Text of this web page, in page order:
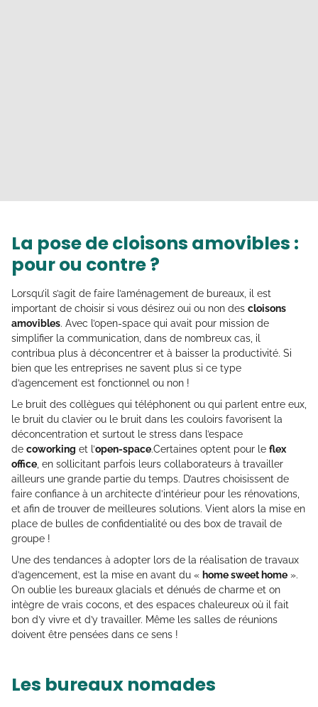
La pose de cloisons amovibles :
pour ou contre ?
Lorsqu’il s’agit de faire l’aménagement de bureaux, il est
important de choisir si vous désirez oui ou non des cloisons
amovibles. Avec l’open-space qui avait pour mission de
simplifier la communication, dans de nombreux cas, il
contribua plus à déconcentrer et à baisser la productivité. Si
bien que les entreprises ne savent plus si ce type
d’agencement est fonctionnel ou non !
Le bruit des collègues qui téléphonent ou qui parlent entre eux,
le bruit du clavier ou le bruit dans les couloirs favorisent la
déconcentration et surtout le stress dans l’espace
de coworking et l’open-space.​Certaines optent pour le flex
office, en sollicitant parfois leurs collaborateurs à travailler
ailleurs une grande partie du temps. D’autres choisissent de
faire confiance à un architecte d’intérieur pour les rénovations,
et afin de trouver de meilleures solutions. Vient alors la mise en
place de bulles de confidentialité ou des box de travail de
groupe !
Une des tendances à adopter lors de la réalisation de travaux
d’agencement, est la mise en avant du « home sweet home ».
On oublie les bureaux glacials et dénués de charme et on
intègre de vrais cocons, et des espaces chaleureux où il fait
bon d’y vivre et d’y travailler. Même les salles de réunions
doivent être pensées dans ce sens !
Les bureaux nomades